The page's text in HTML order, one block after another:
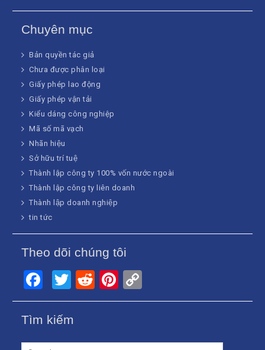
Chuyên mục
Bản quyền tác giả
Chưa được phân loại
Giấy phép lao động
Giấy phép vận tải
Kiểu dáng công nghiệp
Mã số mã vạch
Nhãn hiệu
Sở hữu trí tuệ
Thành lập công ty 100% vốn nước ngoài
Thành lập công ty liên doanh
Thành lập doanh nghiệp
tin tức
Theo dõi chúng tôi
Facebook
Twitter
RedditPinterest
Link
Tìm kiếm
Search